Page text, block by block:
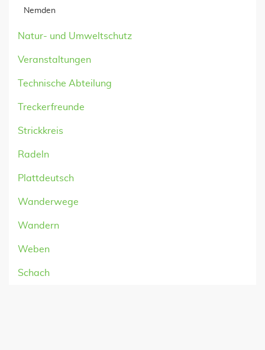
Nemden
Natur- und Umweltschutz
Veranstaltungen
Technische Abteilung
Treckerfreunde
Strickkreis
Radeln
Plattdeutsch
Wanderwege
Wandern
Weben
Schach